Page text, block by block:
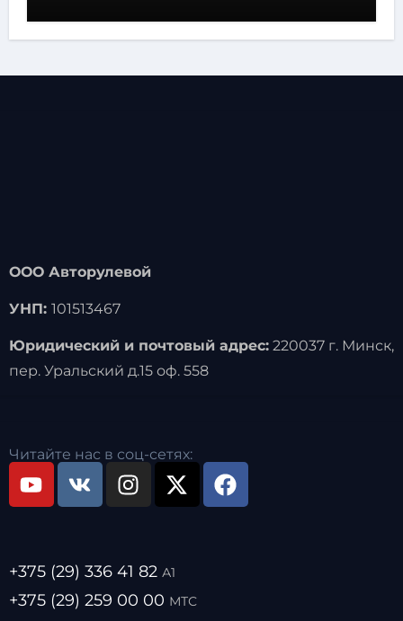
ООО Авторулевой
УНП: 101513467
Юридический и почтовый адрес:220037 г. Минск,
пер. Уральский д.15 оф. 558
Читайте нас в соц-сетях:
+375 (29) 336 41 82 А1
+375 (29) 259 00 00 МТС